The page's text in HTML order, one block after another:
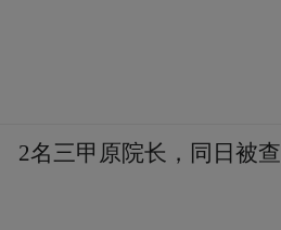
2名三甲原院长，同日被查